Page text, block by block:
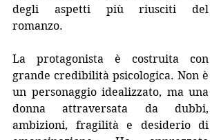
degli aspetti più riusciti del
romanzo.
La protagonista è costruita con
grande credibilità psicologica. Non è
un personaggio idealizzato, ma una
donna attraversata da dubbi,
ambizioni, fragilità e desiderio di